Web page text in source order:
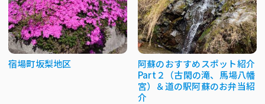
宿場町坂梨地区
阿蘇のおすすめスポット紹介
Part２（古閑の滝、馬場八幡
宮）＆道の駅阿蘇のお弁当紹
介